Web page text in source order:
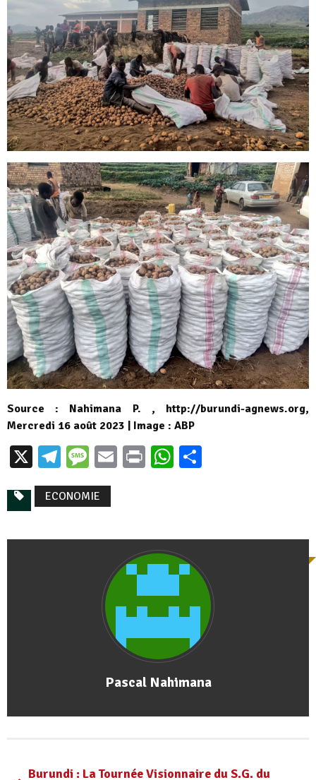
Source : Nahimana P. , http://burundi-agnews.org,
Mercredi 16 août 2023 | Image : ABP
X Telegram
Message
EmailPrintWhatsApp
ECONOMIE
Pascal Nahimana
Burundi : La Tournée Visionnaire du S.G. du